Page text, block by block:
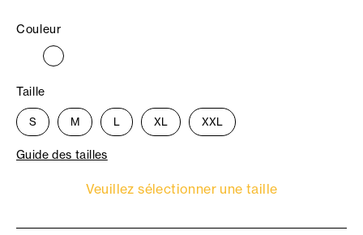
Couleur
Taille
S M L XL XXL
Guide des tailles
Veuillez sélectionner une taille